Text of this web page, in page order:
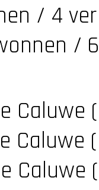
/ 4
/
Caluwe
Caluwe
Caluwe